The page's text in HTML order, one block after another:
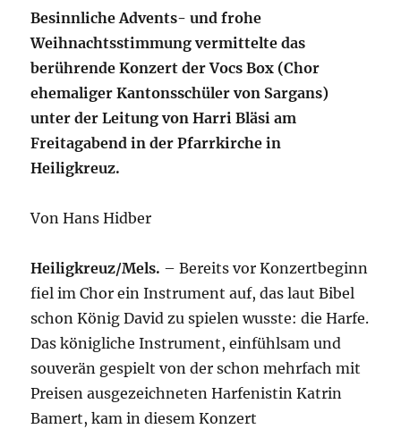
Besinnliche Advents- und frohe
Weihnachtsstimmung vermittelte das
berührende Konzert der Vocs Box (Chor
ehemaliger Kantonsschüler von Sargans)
unter der Leitung von Harri Bläsi am
Freitagabend in der Pfarrkirche in
Heiligkreuz.
Von Hans Hidber
Heiligkreuz/Mels. – Bereits vor Konzertbeginn
fiel im Chor ein Instrument auf, das laut Bibel
schon König David zu spielen wusste: die Harfe.
Das königliche Instrument, einfühlsam und
souverän gespielt von der schon mehrfach mit
Preisen ausgezeichneten Harfenistin Katrin
Bamert, kam in diesem Konzert